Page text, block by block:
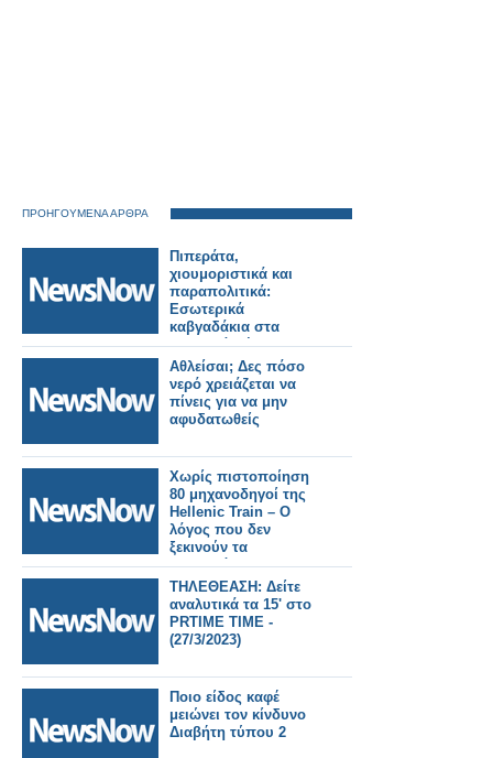
ΠΡΟΗΓΟΥΜΕΝΑ ΑΡΘΡΑ
Πιπεράτα,
χιουμοριστικά και
παραπολιτικά:
Εσωτερικά
καβγαδάκια στα
«Καθαρά Χέρια» που
συναντήθηκαν με το
«Δυνατό Ξηρόμερο»
στα Hotelia του
Αγρινίου.
Αθλείσαι; Δες πόσο
νερό χρειάζεται να
πίνεις για να μην
αφυδατωθείς
Χωρίς πιστοποίηση
80 μηχανοδηγοί της
Hellenic Train – Ο
λόγος που δεν
ξεκινούν τα
δρομολόγια
ΤΗΛΕΘΕΑΣΗ: Δείτε
αναλυτικά τα 15' στο
PRTIME TIME -
(27/3/2023)
Ποιο είδος καφέ
μειώνει τον κίνδυνο
Διαβήτη τύπου 2